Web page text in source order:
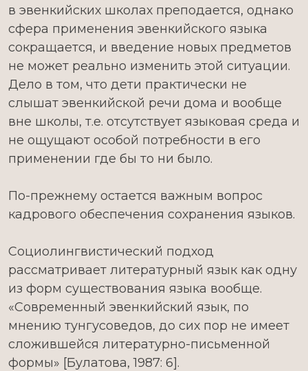
в эвенкийских школах преподается, однако
сфера применения эвенкийского языка
сокращается, и введение новых предметов
не может реально изменить этой ситуации.
Дело в том, что дети практически не
слышат эвенкийской речи дома и вообще
вне школы, т.е. отсутствует языковая среда и
не ощущают особой потребности в его
применении где бы то ни было.
По-прежнему остается важным вопрос
кадрового обеспечения сохранения языков.
Социолингвистический подход
рассматривает литературный язык как одну
из форм существования языка вообще.
«Современный эвенкийский язык, по
мнению тунгусоведов, до сих пор не имеет
сложившейся литературно-письменной
формы» [Булатова, 1987: 6].